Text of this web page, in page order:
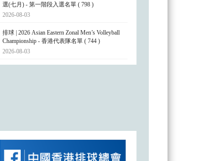
選(七月) - 第一階段入選名單 ( 798 )
2026-08-03
排球 | 2026 Asian Eastern Zonal Men’s Volleyball
Championship - 香港代表隊名單 ( 744 )
2026-08-03